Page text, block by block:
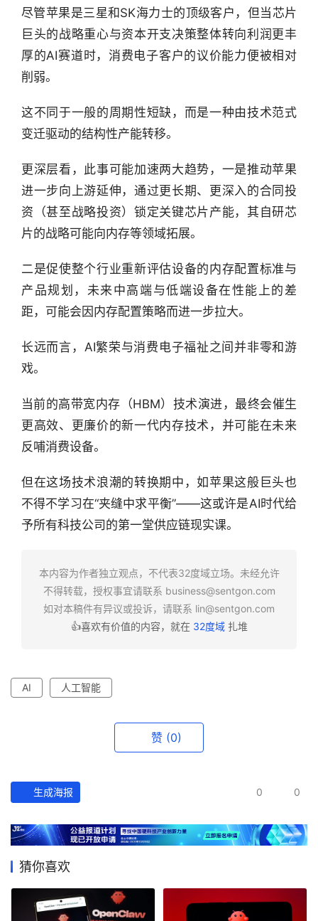
讯
精
选
条
度
产
经
数
据
研
选
报
告
创
投
窗
商
链
合
圈
尽管苹果是三星和SK海力士的顶级客户，但当芯片
巨头的战略重心与资本开支决策整体转向利润更丰
厚的AI赛道时，消费电子客户的议价能力便被相对
削弱。
这不同于一般的周期性短缺，而是一种由技术范式
变迁驱动的结构性产能转移。
更深层看，此事可能加速两大趋势，一是推动苹果
进一步向上游延伸，通过更长期、更深入的合同投
资（甚至战略投资）锁定关键芯片产能，其自研芯
片的战略可能向内存等领域拓展。
二是促使整个行业重新评估设备的内存配置标准与
产品规划，未来中高端与低端设备在性能上的差
距，可能会因内存配置策略而进一步拉大。
长远而言，AI繁荣与消费电子福祉之间并非零和游
戏。
当前的高带宽内存（HBM）技术演进，最终会催生
更高效、更廉价的新一代内存技术，并可能在未来
反哺消费设备。
但在这场技术浪潮的转换期中，如苹果这般巨头也
不得不学习在“夹缝中求平衡”——这或许是AI时代给
予所有科技公司的第一堂供应链现实课。
本内容为作者独立观点，不代表32度域立场。未经允许
不得转载，授权事宜请联系 business@sentgon.com
如对本稿件有异议或投诉，请联系 lin@sentgon.com
👍喜欢有价值的内容，就在 32度域扎堆
AI 人工智能
赞 (0)
生成海报 0 0
猜你喜欢